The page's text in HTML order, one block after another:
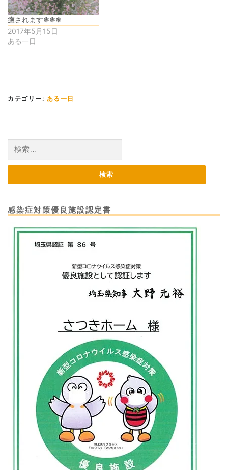
癒されます❃❃❃
2017年5月15日
ある一日
カテゴリー: ある一日
索:
感染症対策優良施設認定書